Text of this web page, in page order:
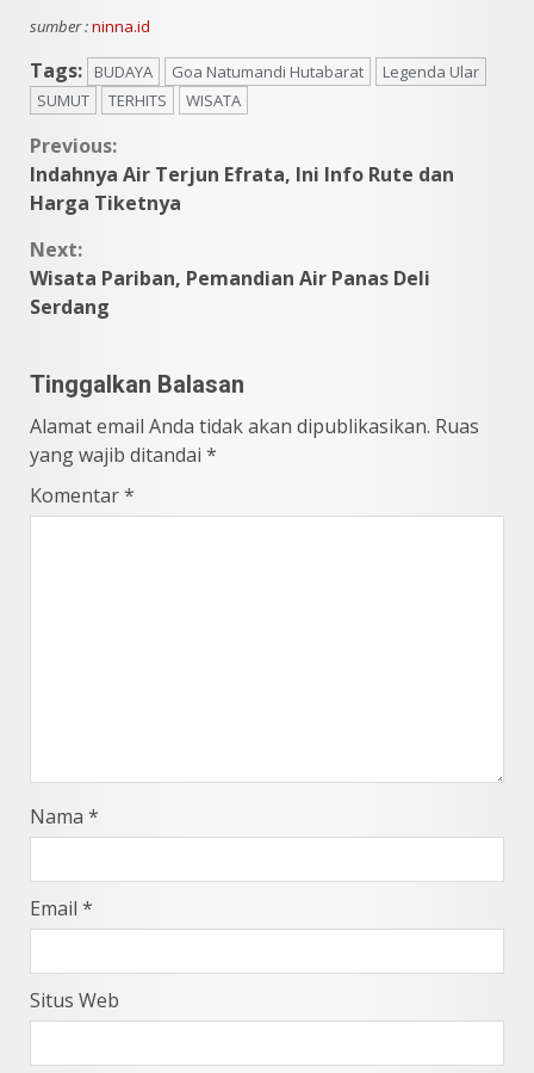
sumber :ninna.id
Tags: BUDAYA Goa Natumandi Hutabarat
Legenda Ular
SUMUT
TERHITS WISATA
Continue
Reading
Previous:
Indahnya Air Terjun Efrata, Ini Info Rute dan
Harga Tiketnya
Next:
Wisata Pariban, Pemandian Air Panas Deli
Serdang
Tinggalkan Balasan
Alamat email Anda tidak akan dipublikasikan. Ruas
yang wajib ditandai *
Komentar*
Nama *
Email *
Situs Web